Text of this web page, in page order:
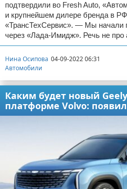
подтвердили во Fresh Auto,
и крупнейшем дилере бренда в
«ТрансТехСервис». — Мы начали
через «Лада-Имидж». Речь не про
Нина Осипова 04-09-2022 06:31
Автомобили
Каким будет новый
платформе Volvo: